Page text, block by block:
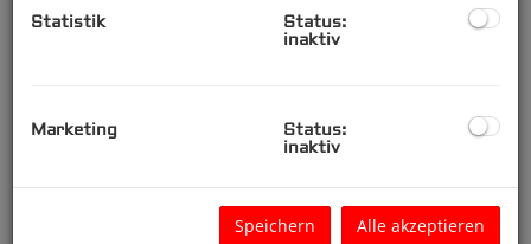
Ein eigenes Kellerabteil bietet zusätzlich Stauraum und
wird als Zubehör mit veräußert. Die Wohnung wurde
Die Wohnung wird derzeit vom Mieter bewohnt
(Mietvertrag bis 31.10.2028 abgeschlossen).
Der Mieter zahlt pünktlich und der Vertrag ist nach
Statistik
Status:
inaktiv
Marketing
Status:
inaktiv
Speichern Alle akzeptieren